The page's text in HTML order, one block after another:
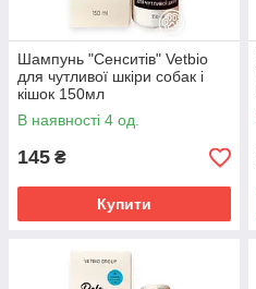
Шампунь "Сенситів" Vetbio
для чутливої шкіри собак і
кішок 150мл
В наявності 4 од.
145 ₴
Купити